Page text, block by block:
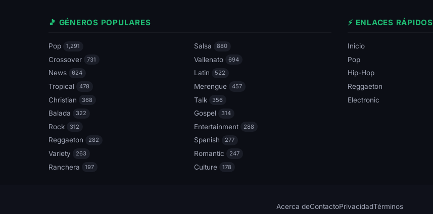
🎵 GÉNEROS POPULARES
Pop 1,291 Salsa 880
Crossover 731 Vallenato 694
News 624 Latin 522
Tropical 478 Merengue 457
Christian 368 Talk 356
Balada 322 Gospel 314
Rock 312 Entertainment 288
Reggaeton 282 Spanish 277
Variety 263 Romantic 247
Ranchera 197 Culture 178
⚡ ENLACES RÁPIDOS
Inicio
Pop
Hip-Hop
Reggaeton
Electronic
Acerca deContactoPrivacidadTérminos